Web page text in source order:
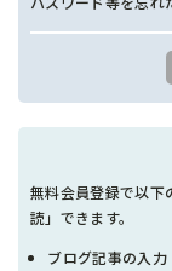
無料会員登録で以下
読」できます。
ブログ記事の入力